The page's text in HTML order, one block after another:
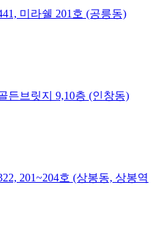
미라쉘 201호 (공릉동)
든브릿지 9,10층 (인창동)
201~204호 (상봉동, 상봉역